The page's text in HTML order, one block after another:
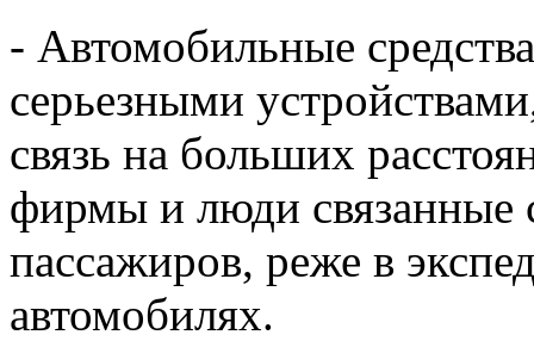
- Автомобильные
серьезными
связь на больших
фирмы и люди связанные
пассажиров, реже в
автомобилях.